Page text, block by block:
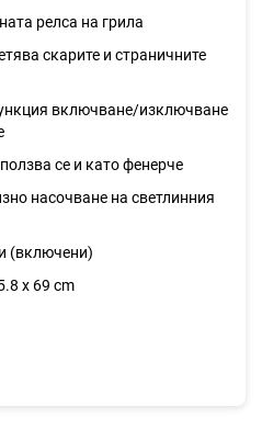
релса на грила
скарите и страничните
включване/изключване
се и като фенерче
насочване на светлинния
(включени)
x 69 cm